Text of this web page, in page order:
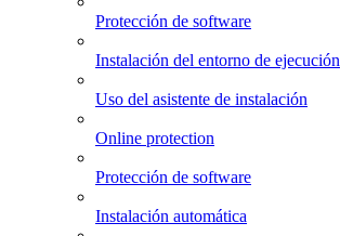
Protección de software
Instalación del entorno de ejecución
Uso del asistente de instalación
Online protection
Protección de software
Instalación automática